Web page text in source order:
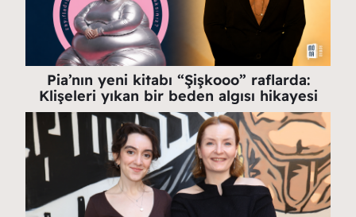
Pia’nın yeni kitabı “Şişkooo” raflarda:
Klişeleri yıkan bir beden algısı hikayesi